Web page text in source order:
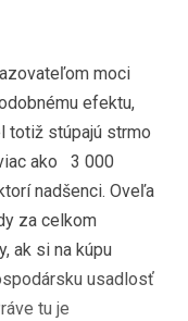
moci
efektu,
totiž stúpajú strmo
ako 3 000
nadšenci. Oveľa
za celkom
ak si na kúpu
usadlosť
tu je